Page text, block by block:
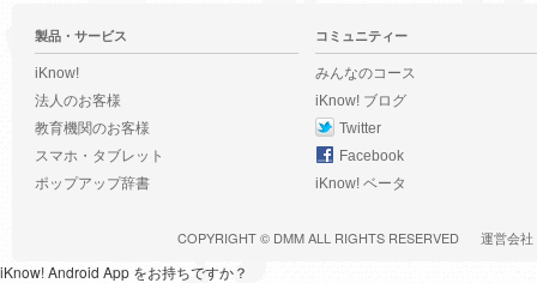
製品・サービス
iKnow!
法人のお客様
教育機関のお客様
スマホ・タブレット
ポップアップ辞書
コミュニティー
みんなのコース
iKnow! ブログ
Twitter
Facebook
iKnow! ベータ
COPYRIGHT © DMMALL RIGHTS RESERVED 運営会社
iKnow! Android App をお持ちですか？